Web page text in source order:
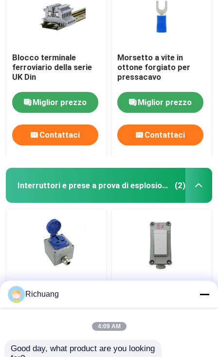
Blocco terminale
ferroviario della serie
UK Din
Miglior prezzo
Contattaci
Morsetto a vite in
ottone forgiato per
pressacavo
Miglior prezzo
Contattaci
Interruttori e prese a prova di esplosione (2)
220V presa a prova di
esplosione all'aperto
cinque buchi esposti
86 Tipo di interruttore
lega di alluminio
industriale
Richuang
4:09 AM
Good day, what product are you looking